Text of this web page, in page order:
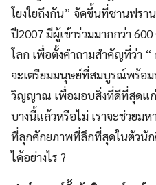
โยงใยถึงกัน” จัดขึ้นที่ซานฟรา
ปี2007 มีผู้เข้าร่วมมากกว่า
โลก เพื่อตั้งคำถามสำคัญที่ว่า
จะเตรียมมนุษย์ที่สมบูรณ์พร้อม
วิญญาณ เพื่อมอบสิ่งที่ดีที่สุดแก่
บางนี้แล้วหรือไม่ เราจะช่วยม
ที่ลุกศักยภาพที่ลึกที่สุดในตัวนัก
ได้อย่างไร ?